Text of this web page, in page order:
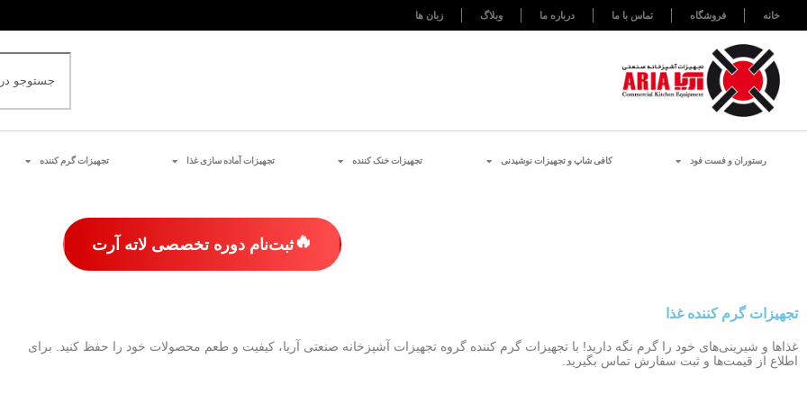
خانه فروشگاه تماس با ما درباره ما وبلاگ زبان ها
رستوران و فست فود کافی شاپ و تجهیزات نوشیدنی تجهیزات خنک کننده تجهیزات آماده سازی غذا تجهیزات گرم کننده
🔥ثبت‌نام دوره تخصصی لاته آرت
تجهیزات گرم کننده غذا
غذاها و شیرینی‌های خود را گرم نگه دارید! با تجهیزات گرم کننده گروه تجهیزات آشپزخانه صنعتی آریا، کیفیت و طعم محصولات خود را حفظ کنید. برای
اطلاع از قیمت‌ها و ثبت سفارش تماس بگیرید.